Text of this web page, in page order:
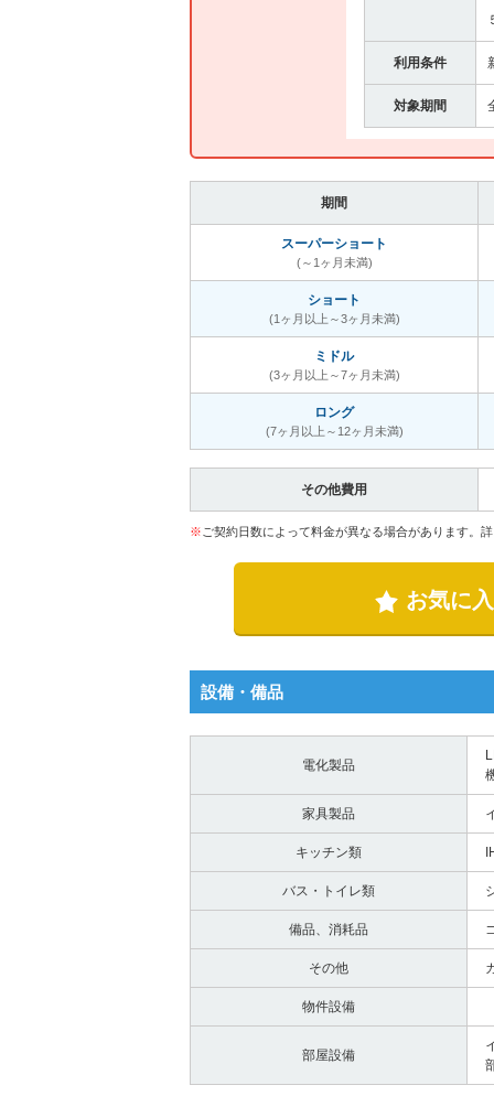
利用条件
対象期間
期間
スーパーショート
(～1ヶ月未満)
ショート
(1ヶ月以上～3ヶ月未満)
ミドル
(3ヶ月以上～7ヶ月未満)
ロング
(7ヶ月以上～12ヶ月未満)
その他費用
※ ご契約日数によって料金が異なる場合があります。
お気に
設備・備品
電化製品
家具製品
キッチン類
バス・トイレ類
備品、消耗品
その他
物件設備
部屋設備